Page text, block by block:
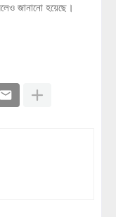
জানানো হয়েছে।